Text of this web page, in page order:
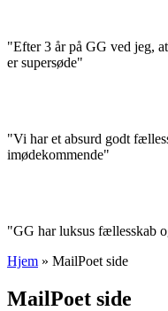
"Efter 3 år på GG ved jeg,
er supersøde"
"Vi har et absurd godt
imødekommende"
"GG har luksus fællesskab
Hjem » MailPoet side
MailPoet side